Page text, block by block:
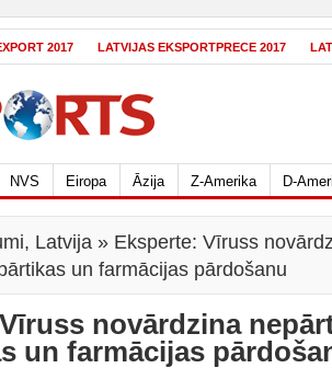
2017 LATVIJAS EKSPORTPRECE 2017
NVS Eiropa Āzija Z-Amerika D-
, Latvija » Eksperte: Vīruss
un farmācijas pārdošanu
novārdzina
un farmācijas